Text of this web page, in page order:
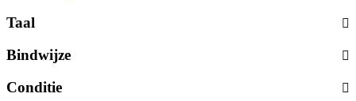
Taal
Bindwijze
Conditie